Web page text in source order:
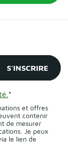
*
et offres
contenir
de mesurer
Je peux
le lien de